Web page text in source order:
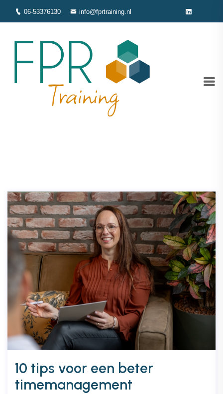
06-53376130 info@fprtraining.nl
10 tips voor een beter timemanagement
10 tips voor een beter
timemanagement